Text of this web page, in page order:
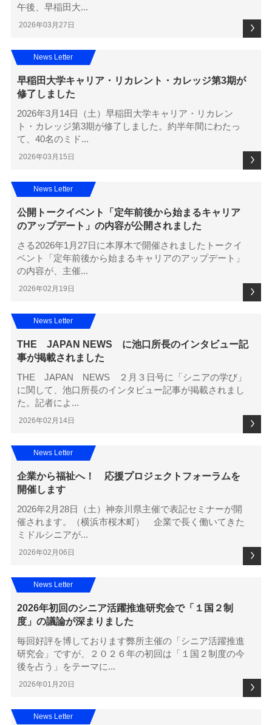
午後、早稲田大...
2026年03月27日
早稲田大学キャリア・リカレント・カレッジ第3期が
修了しました
2026年3月14日（土）早稲田大学キャリア・リカレン
ト・カレッジ第3期が修了しました。約半年間にわたっ
て、40名のミド...
2026年03月15日
News Letter
公開トークイベント「定年前後から始まるキャリア
のアップデート」の内容が公開されました
さる2026年1月27日に本厚木で開催されましたトークイ
ベント「定年前後から始まるキャリアのアップデート」
の内容が、主催...
2026年02月19日
News Letter
THE JAPAN NEWS に池口所長のインタビュー記
事が掲載されました
THE JAPAN NEWS ２月３日号に「シニアの学び」
に関して、池口所長のインタビュー記事が掲載されまし
た。記者によ...
2026年02月14日
News Letter
企業から福祉へ！ 応援プロジェクトフォーラムを
開催します
2026年2月28日（土）神奈川県主催で表記セミナーが開
催されます。（横浜市桜木町） 企業で長く働いてきた
ミドルシニアが...
2026年02月06日
News Letter
2026年初回のシニア活躍推進研究会で「１国２制
度」の議論が深まりました
毎回好評を博しております弊所主催の「シニア活躍推進
研究会」ですが、２０２６年の初回は「１国２制度の今
後を占う」をテーマに...
2026年01月20日
News Letter
News Letter